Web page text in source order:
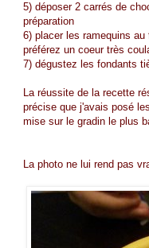
5) déposer 2 carrés de
préparation
6) placer les ramequins
préférez un coeur très
7) dégustez les fondants
La réussite de la recette
précise que j'avais posé
mise sur le gradin le plus
La photo ne lui rend pas